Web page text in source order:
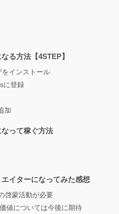
る方法【4STEP】
インストール
に登録
加
って稼ぐ方法
イターになってみた感想
啓蒙活動が必要
値については今後に期待